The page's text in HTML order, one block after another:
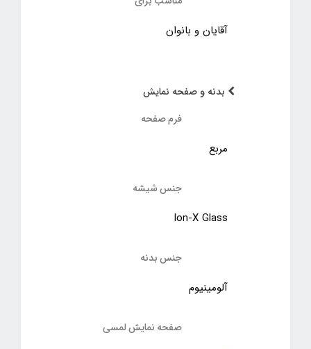
آقایان و بانوان
بدنه و صفحه نمایش
فرم صفحه
مربع
جنس شیشه
Ion-X Glass
جنس بدنه
آلومینیوم
صفحه نمایش لمسی